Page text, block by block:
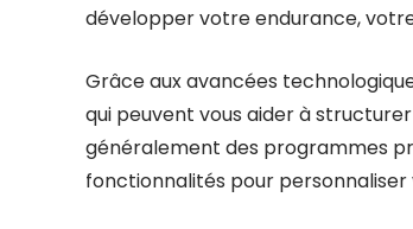
développer votre endurance,
Grâce aux avancées
qui peuvent vous aider à
généralement des programmes
fonctionnalités pour